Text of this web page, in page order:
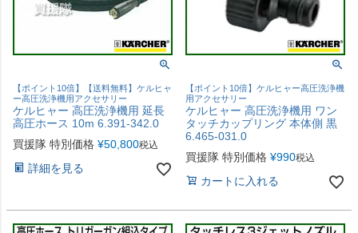
【ポイント10倍】【送料無料】ケルヒャ
ー高圧洗浄機用アクセサリー
ケルヒャー 高圧洗浄機用 延長
高圧ホース 10m 6.391-342.0
買援隊 特別価格 ¥50,800税込
詳細を見る
【ポイント10倍】ケルヒャー高圧洗浄機
用アクセサリー
ケルヒャー 高圧洗浄機用 ワン
タッチカップリング 本体側 黒
6.465-031.0
買援隊 特別価格 ¥990税込
カートに入れる